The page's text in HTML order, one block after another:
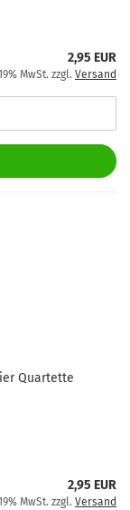
2,95 EUR
MwSt. zzgl. Versand
Quartette
2,95 EUR
MwSt. zzgl. Versand